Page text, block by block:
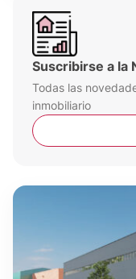
Suscribirse a la
Todas las
inmobiliario